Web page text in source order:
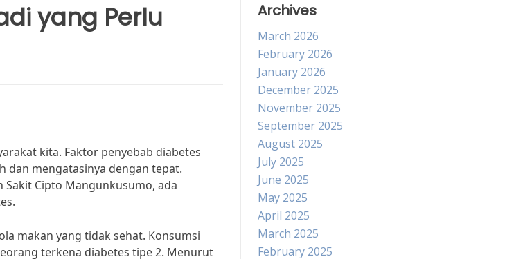
yang Perlu
kita. Faktor penyebab diabetes
dan mengatasinya dengan tepat.
Cipto Mangunkusumo, ada
makan yang tidak sehat. Konsumsi
terkena diabetes tipe 2. Menurut
Archives
March 2026
February 2026
January 2026
December 2025
November 2025
September 2025
August 2025
July 2025
June 2025
May 2025
April 2025
March 2025
February 2025